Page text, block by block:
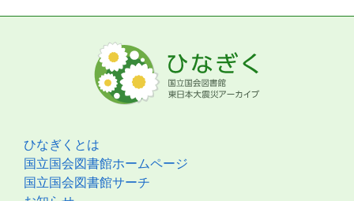
ひなぎくとは
国立国会図書館ホームページ
国立国会図書館サーチ